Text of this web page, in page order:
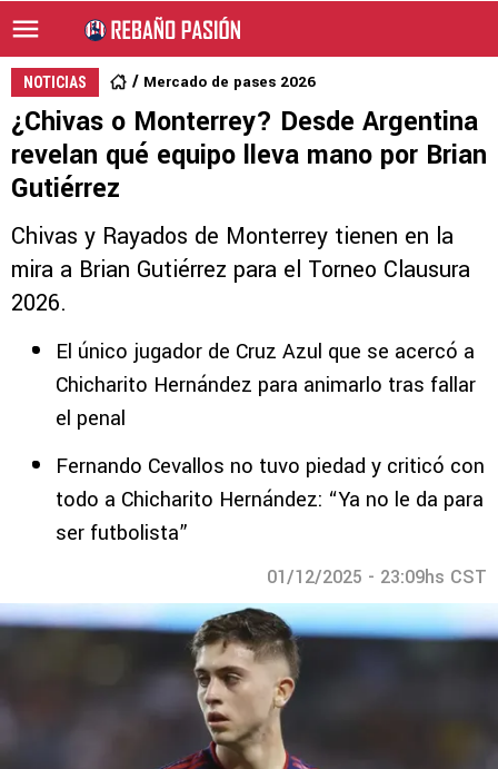
NOTICIAS Mercado de pases 2026
¿Chivas o Monterrey? Desde Argentina
revelan qué equipo lleva mano por Brian
Gutiérrez
Chivas y Rayados de Monterrey tienen en la
mira a Brian Gutiérrez para el Torneo Clausura
2026.
El único jugador de Cruz Azul que se acercó a
Chicharito Hernández para animarlo tras fallar
el penal
Fernando Cevallos no tuvo piedad y criticó con
todo a Chicharito Hernández: “Ya no le da para
ser futbolista”
01/12/2025 - 23:09hs CST